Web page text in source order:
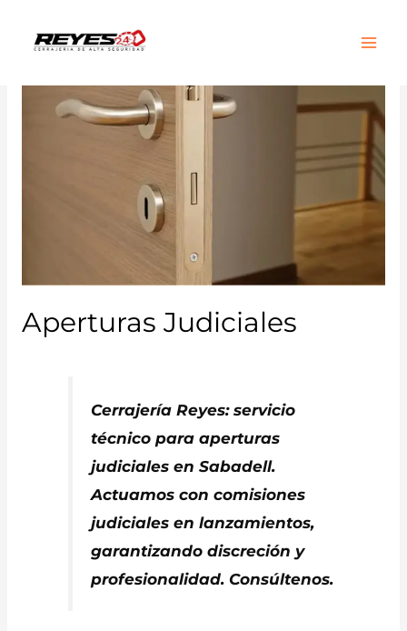
Aperturas Judiciales
Cerrajería Reyes: servicio
técnico para aperturas
judiciales en Sabadell.
Actuamos con comisiones
judiciales en lanzamientos,
garantizando discreción y
profesionalidad. Consúltenos.